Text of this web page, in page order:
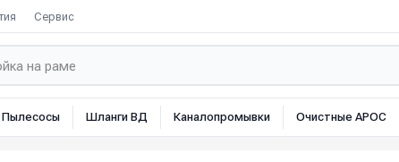
Сервис
Пылесосы Шланги ВД Каналопромывки Очистные АРОС